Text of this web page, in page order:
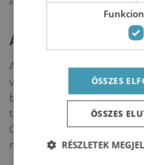
Az Áru kiválasztása
A honlapon szereplő
választhatja ki a kívánt
belül az egyes Árukat. Az
találja az Áru fotóját,
Önnek vásárlás esetén a
megfizetnie.
ÖSSZES
ÖSSZES
RÉSZLETEK